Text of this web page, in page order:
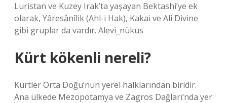
Luristan ve Kuzey Irak’ta yaşayan Bektashi’ye ek
olarak, Yâresânîlik (Ahl-i Hak), Kakai ve Ali Divine
gibi gruplar da vardır. Alevi_nükus
Kürt kökenli nereli?
Kürtler Orta Doğu’nun yerel halklarından biridir.
Ana ülkede Mezopotamya ve Zagros Dağları’nda yer